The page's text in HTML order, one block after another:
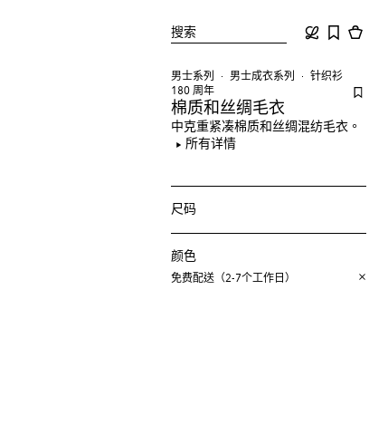
搜索
男士系列 男士成衣系列
针织衫
180 周年
棉质和丝绸毛衣
中克重紧凑棉质和丝绸混纺毛衣。
所有详情
尺码
颜色
免费配送（2-7个工作日）